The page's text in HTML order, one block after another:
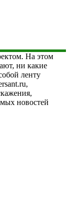
На этом
ни какие
ленту
новостей